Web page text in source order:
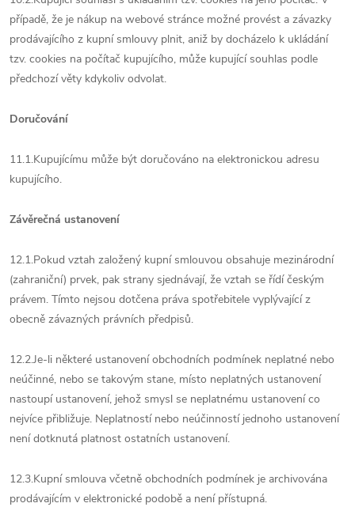
případě, že je nákup na webové stránce možné provést a závazky
prodávajícího z kupní smlouvy plnit, aniž by docházelo k ukládání
tzv. cookies na počítač kupujícího, může kupující souhlas podle
předchozí věty kdykoliv odvolat.
Doručování
11.1.Kupujícímu může být doručováno na elektronickou adresu
kupujícího.
Závěrečná ustanovení
12.1.Pokud vztah založený kupní smlouvou obsahuje mezinárodní
(zahraniční) prvek, pak strany sjednávají, že vztah se řídí českým
právem. Tímto nejsou dotčena práva spotřebitele vyplývající z
obecně závazných právních předpisů.
12.2.Je-li některé ustanovení obchodních podmínek neplatné nebo
neúčinné, nebo se takovým stane, místo neplatných ustanovení
nastoupí ustanovení, jehož smysl se neplatnému ustanovení co
nejvíce přibližuje. Neplatností nebo neúčinností jednoho ustanovení
není dotknutá platnost ostatních ustanovení.
12.3.Kupní smlouva včetně obchodních podmínek je archivována
prodávajícím v elektronické podobě a není přístupná.